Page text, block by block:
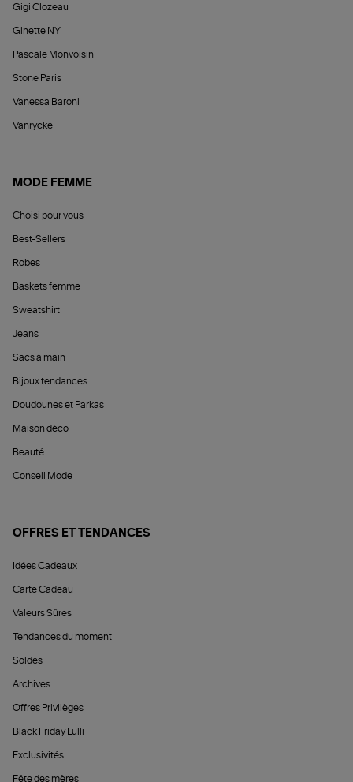
Gigi Clozeau
Ginette NY
Pascale Monvoisin
Stone Paris
Vanessa Baroni
Vanrycke
MODE FEMME
Choisi pour vous
Best-Sellers
Robes
Baskets femme
Sweatshirt
Jeans
Sacs à main
Bijoux tendances
Doudounes et Parkas
Maison déco
Beauté
Conseil Mode
OFFRES ET TENDANCES
Idées Cadeaux
Carte Cadeau
Valeurs Sûres
Tendances du moment
Soldes
Archives
Offres Privilèges
Black Friday Lulli
Exclusivités
Fête des mères